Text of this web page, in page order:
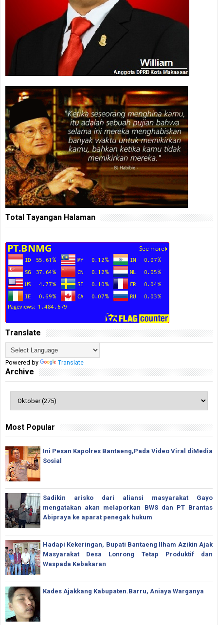
Total Tayangan Halaman
Translate
Powered by Translate
Archive
Most Popular
Ini Pesan Kapolres Bantaeng,Pada Video Viral diMedia
Sosial
Sadikin arisko dari aliansi masyarakat Gayo
mengatakan akan melaporkan BWS dan PT Brantas
Abipraya ke aparat penegak hukum
Hadapi Kekeringan, Bupati Bantaeng Ilham Azikin Ajak
Masyarakat Desa Lonrong Tetap Produktif dan
Waspada Kebakaran
Kades Ajakkang Kabupaten.Barru, Aniaya Warganya